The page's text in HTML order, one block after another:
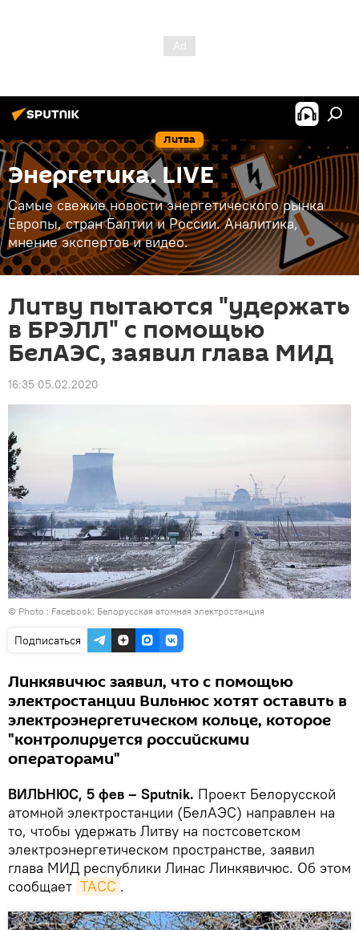
Литва
Энергетика. LIVE
Самые свежие новости энергетического рынка
Европы, стран Балтии и России. Аналитика,
мнение экспертов и видео.
Литву пытаются "удержать
в БРЭЛЛ" с помощью
БелАЭС, заявил глава МИД
16:35 05.02.2020
© Photo : Facebook: Белорусская атомная электростанция
Подписаться
Линкявичюс заявил, что с помощью
электростанции Вильнюс хотят оставить в
электроэнергетическом кольце, которое
"контролируется российскими
операторами"
ВИЛЬНЮС, 5 фев – Sputnik. Проект Белорусской
атомной электростанции (БелАЭС) направлен на
то, чтобы удержать Литву на постсоветском
электроэнергетическом пространстве, заявил
глава МИД республики Линас Линкявичюс. Об этом
сообщает ТАСС .